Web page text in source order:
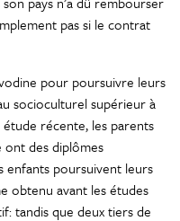
pas si le contrat
pour poursuivre leurs
socioculturel supérieur à
récente, les parents
ont des diplômes
enfants poursuivent leurs
obtenu avant les études
tandis que deux tiers de